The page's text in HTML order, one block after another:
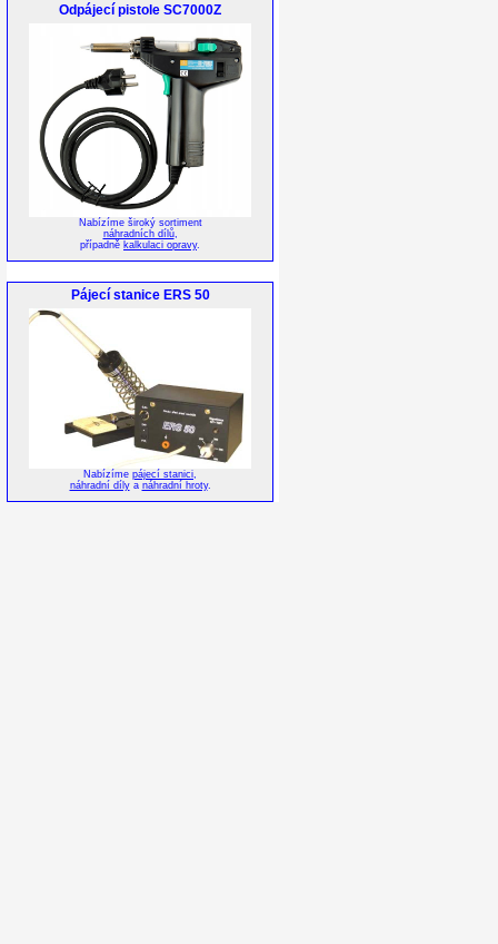
Odpájecí pistole SC7000Z
Nabízíme široký sortiment
náhradních dílů,
případně kalkulaci opravy.
Pájecí stanice ERS 50
Nabízíme pájecí stanici,
náhradní dílya náhradní hroty.